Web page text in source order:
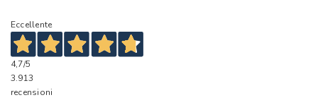
Eccellente
4,7/5
3.913
recensioni